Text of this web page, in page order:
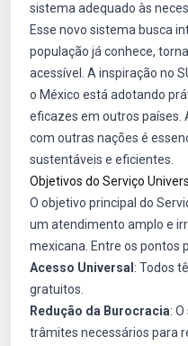
sistema adequado às
Esse novo sistema busca
população já conhece,
acessível. A inspiração no
o México está adotando
eficazes em outros países.
com outras nações é
sustentáveis e eficientes.
Objetivos do Serviço
O objetivo principal do
um atendimento amplo e
mexicana. Entre os pontos
Acesso Universal : Todos
gratuitos.
Redução da Burocracia:
trâmites necessários para